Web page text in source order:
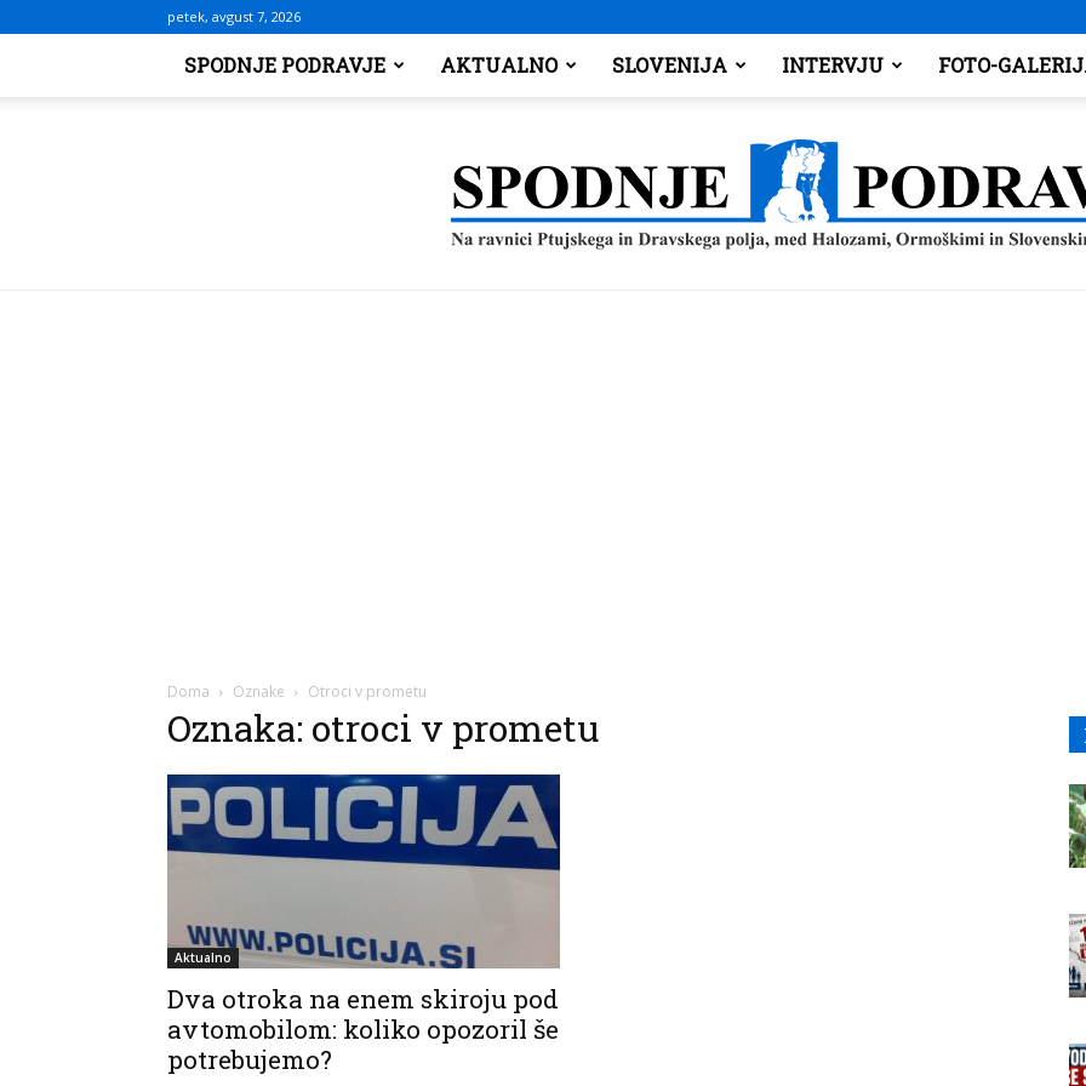
petek, avgust 7, 2026
SPODNJE PODRAVJE AKTUALNO SLOVENIJA INTERVJU FOTO-
Doma Oznake Otroci v prometu
Oznaka: otroci v prometu
Aktualno
Dva otroka na enem skiroju pod
avtomobilom: koliko opozoril še
potrebujemo?